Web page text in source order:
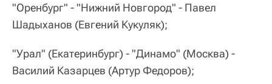
"Оренбург" - "Нижний Новгород" - Павел
Шадыханов (Евгений Кукуляк);
"Урал" (Екатеринбург) - "Динамо" (Москва) -
Василий Казарцев (Артур Федоров);